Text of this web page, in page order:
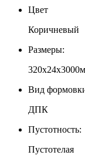
Цвет
Коричневый
Размеры:
Вид
ДПК
Пустотность:
Пустотелая